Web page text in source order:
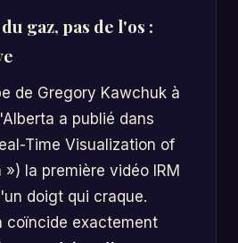
gaz, pas de l'os :
de Gregory Kawchuk à
a publié dans
Time Visualization of
la première vidéo IRM
doigt qui craque.
coïncide exactement